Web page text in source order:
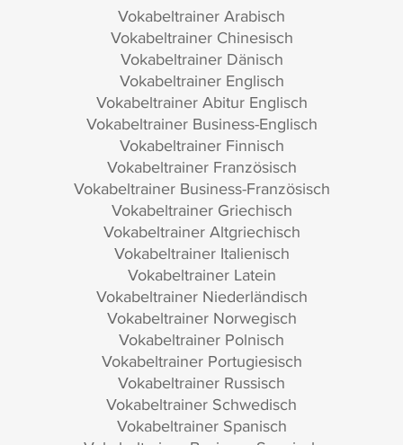
Vokabeltrainer Arabisch
Vokabeltrainer Chinesisch
Vokabeltrainer Dänisch
Vokabeltrainer Englisch
Vokabeltrainer Abitur Englisch
Vokabeltrainer Business-Englisch
Vokabeltrainer Finnisch
Vokabeltrainer Französisch
Vokabeltrainer Business-Französisch
Vokabeltrainer Griechisch
Vokabeltrainer Altgriechisch
Vokabeltrainer Italienisch
Vokabeltrainer Latein
Vokabeltrainer Niederländisch
Vokabeltrainer Norwegisch
Vokabeltrainer Polnisch
Vokabeltrainer Portugiesisch
Vokabeltrainer Russisch
Vokabeltrainer Schwedisch
Vokabeltrainer Spanisch